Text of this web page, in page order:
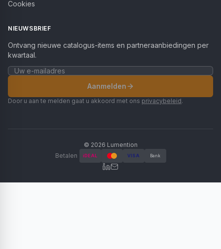
Cookies
NIEUWSBRIEF
Ontvang nieuwe catalogus-items en partneraanbiedingen per
kwartaal.
Aanmelden
Door u aan te melden gaat u akkoord met ons privacybeleid.
© 2026 Lumention
Betalen
iDEAL VISA Bank